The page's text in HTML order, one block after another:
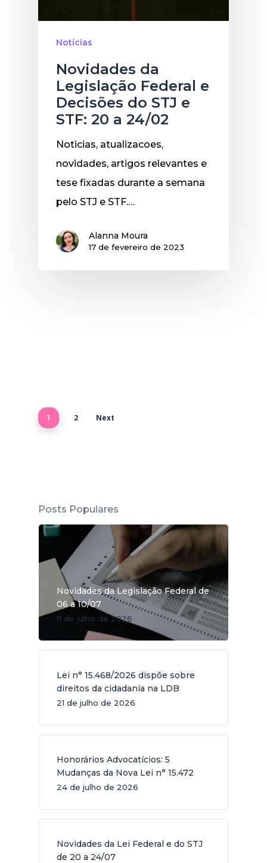
Notícias
Novidades da
Legislação Federal e
Decisões do STJ e
STF: 20 a 24/02
Noticias, atualizacoes,
novidades, artigos relevantes e
tese fixadas durante a semana
pelo STJ e STF.…
Alanna Moura
17 de fevereiro de 2023
1 2 Next
Posts Populares
Novidades da Legislação Federal de
06 a 10/07
11 de julho de 2026
Lei n° 15.468/2026 dispõe sobre
direitos da cidadania na LDB
21 de julho de 2026
Honorários Advocatícios: 5
Mudanças da Nova Lei n° 15.472
24 de julho de 2026
Novidades da Lei Federal e do STJ
de 20 a 24/07